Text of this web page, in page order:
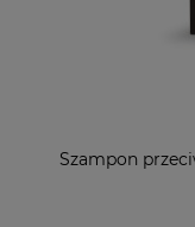
Szampon